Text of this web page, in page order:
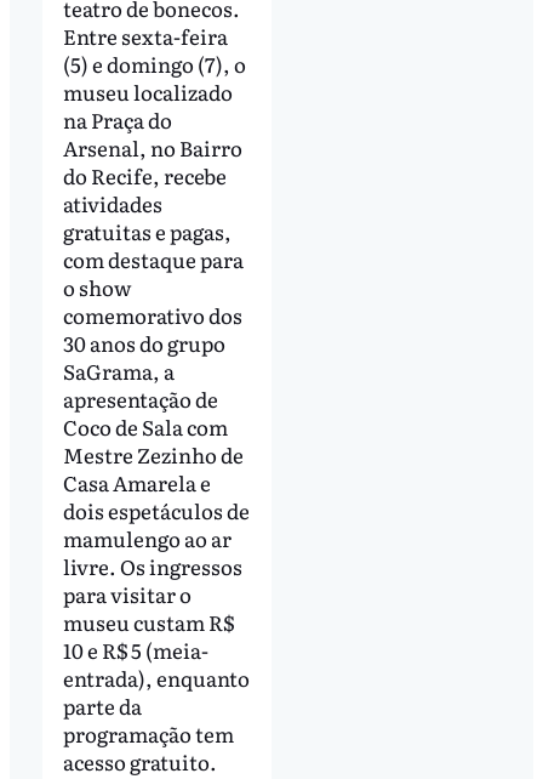
teatro de bonecos.
Entre sexta-feira
(5) e domingo (7), o
museu localizado
na Praça do
Arsenal, no Bairro
do Recife, recebe
atividades
gratuitas e pagas,
com destaque para
o show
comemorativo dos
30 anos do grupo
SaGrama, a
apresentação de
Coco de Sala com
Mestre Zezinho de
Casa Amarela e
dois espetáculos de
mamulengo ao ar
livre. Os ingressos
para visitar o
museu custam R$
10 e R$ 5 (meia-
entrada), enquanto
parte da
programação tem
acesso gratuito.